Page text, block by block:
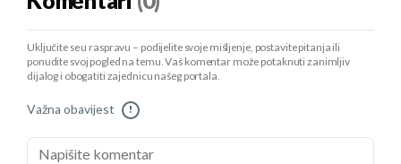
Uključite se u raspravu – podijelite svoje mišljenje, postavite pitanja ili
ponudite svoj pogled na temu. Vaš komentar može potaknuti zanimljiv
dijalog i obogatiti zajednicu našeg portala.
Važna obavijest !